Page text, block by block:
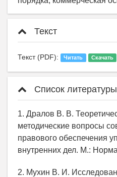
Текст
Текст (PDF): Читать Скачать
Список литературы
1. Дралов В. В.
методические вопросы
правового обеспечения
внутренних дел. М.:
2. Мухин В. И.